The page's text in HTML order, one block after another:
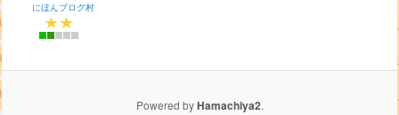
にほんブログ村
Powered byHamachiya2.